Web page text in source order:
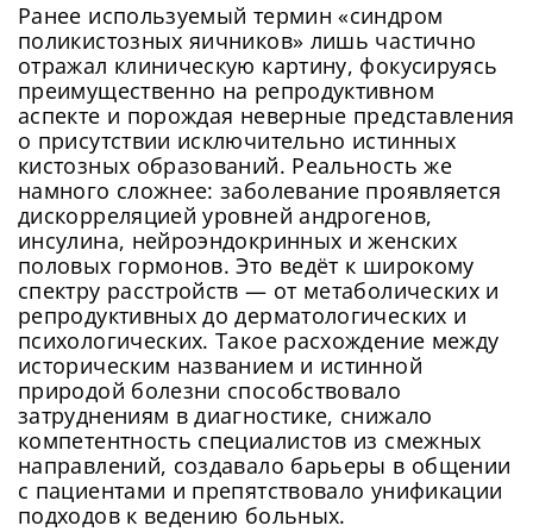
Ранее используемый термин «синдром
поликистозных яичников» лишь частично
отражал клиническую картину, фокусируясь
преимущественно на репродуктивном
аспекте и порождая неверные представления
о присутствии исключительно истинных
кистозных образований. Реальность же
намного сложнее: заболевание проявляется
дискорреляцией уровней андрогенов,
инсулина, нейроэндокринных и женских
половых гормонов. Это ведёт к широкому
спектру расстройств — от метаболических и
репродуктивных до дерматологических и
психологических. Такое расхождение между
историческим названием и истинной
природой болезни способствовало
затруднениям в диагностике, снижало
компетентность специалистов из смежных
направлений, создавало барьеры в общении
с пациентами и препятствовало унификации
подходов к ведению больных.